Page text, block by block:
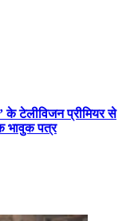
के टेलीविजन प्रीमियर से
भावुक पत्र